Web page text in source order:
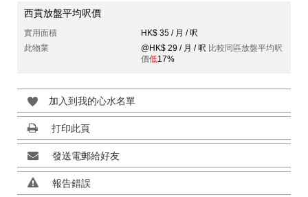
西貢放盤平均呎價
實用面積
HK$ 35 / 月 / 呎
此物業
@HK$ 29 / 月 / 呎 比較同區放盤平均呎
價低17%
加入到我的心水名單
打印此頁
發送電郵給好友
報告錯誤